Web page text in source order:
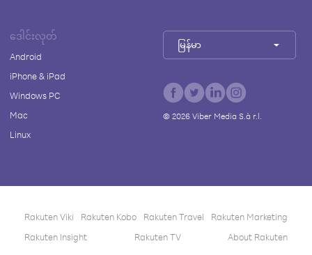
ဒေါင်းလုတ်
Android
iPhone & iPad
Windows PC
Mac
Linux
မြန်မာ
© 2026Viber Media S.à r.l.
Rakuten Viki Rakuten Kobo Rakuten Travel
Rakuten Marketing
Rakuten Insight
Rakuten TV About Rakuten